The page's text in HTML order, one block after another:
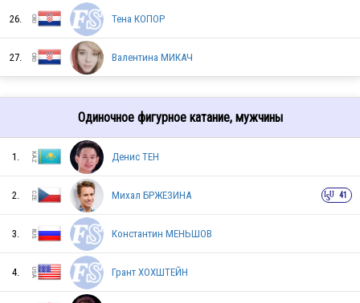
GER
AUT
ITA
26. Тена КОПОР
27. Валентина МИКАЧ
Одиночное фигурное катание, мужчины
1. Денис ТЕН
2. Михал БРЖЕЗИНА 41
3. Константин МЕНЬШОВ
4. Грант ХОХШТЕЙН